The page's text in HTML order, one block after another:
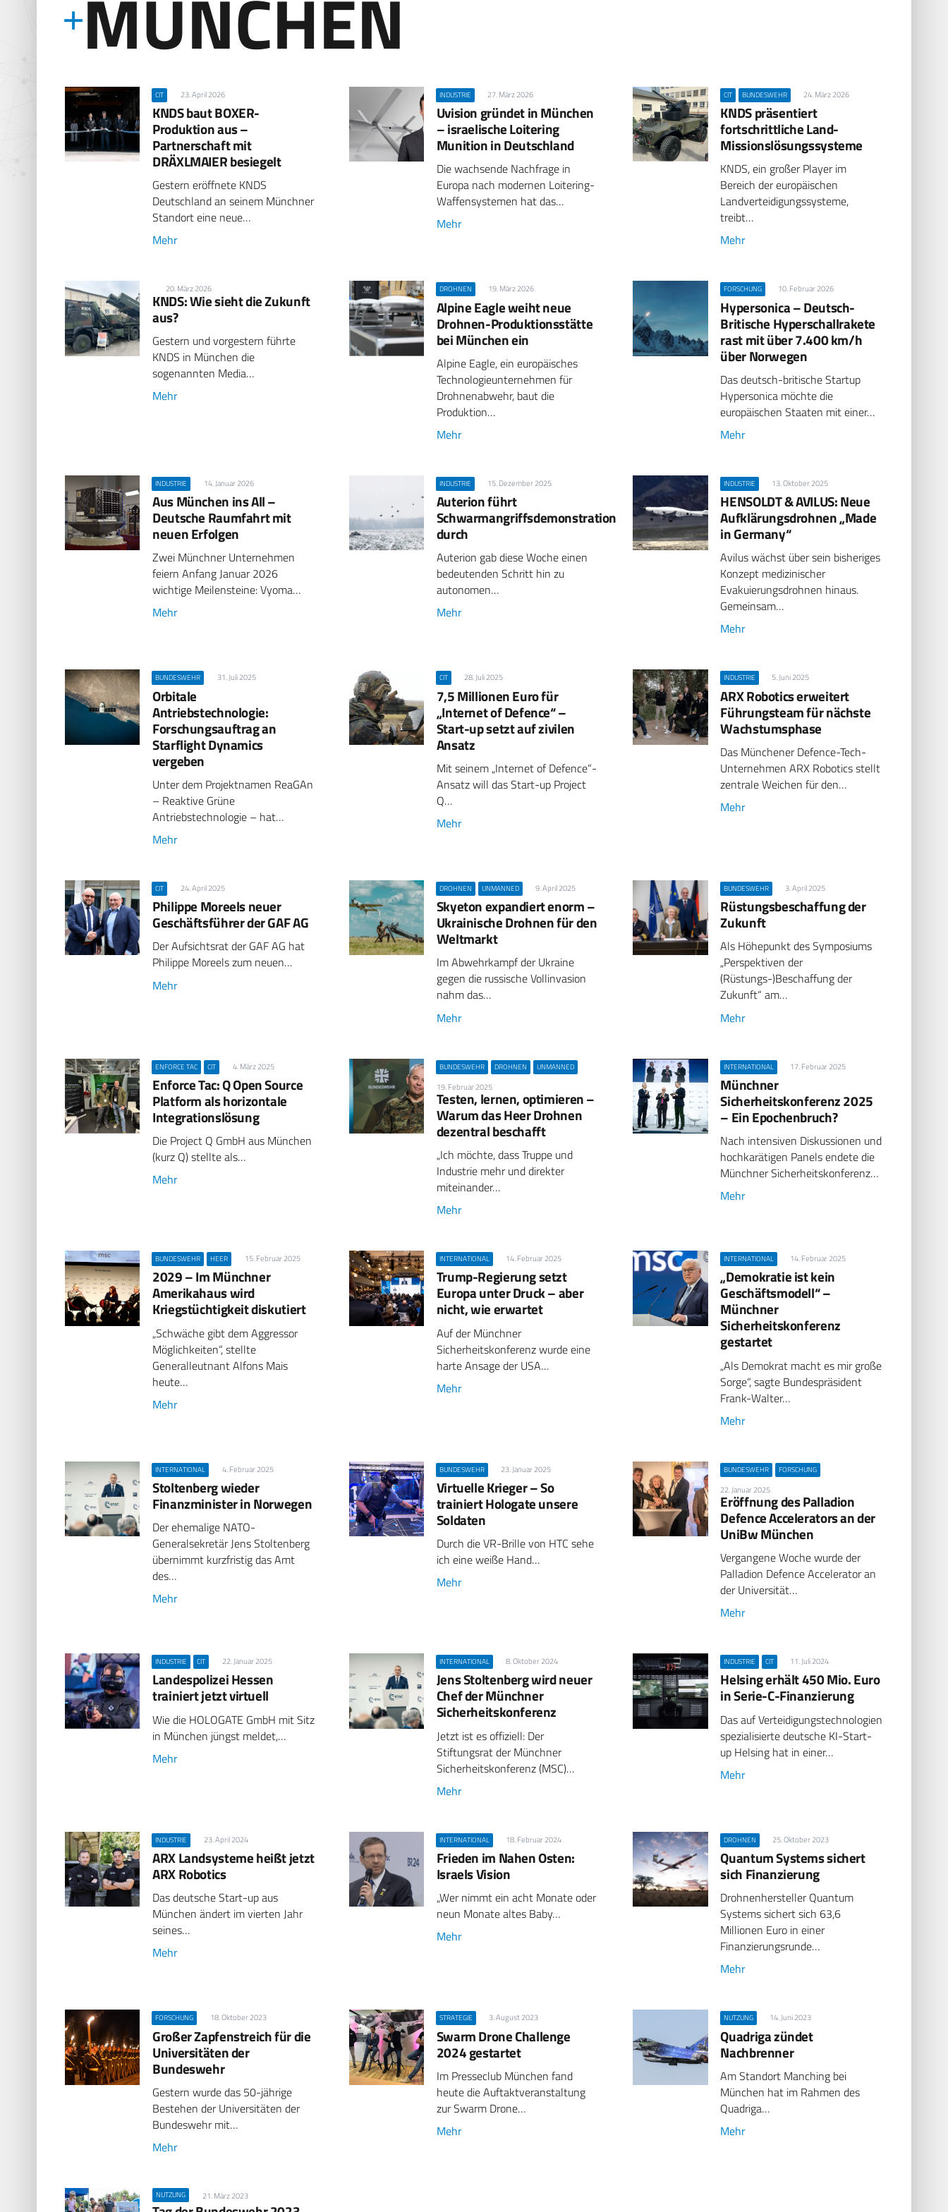
MÜNCHEN
CIT 23. April 2026
KNDS baut BOXER-
Produktion aus –
Partnerschaft mit
DRÄXLMAIER besiegelt
Gestern eröffnete KNDS
Deutschland an seinem Münchner
Standort eine neue…
Mehr
INDUSTRIE 27. März 2026
Uvision gründet in München
– israelische Loitering
Munition in Deutschland
Die wachsende Nachfrage in
Europa nach modernen Loitering-
Waffensystemen hat das…
Mehr
CIT BUNDESWEHR 24. März 2026
KNDS präsentiert
fortschrittliche Land-
Missionslösungssysteme
KNDS, ein großer Player im
Bereich der europäischen
Landverteidigungssysteme,
treibt…
Mehr
20. März 2026
KNDS: Wie sieht die Zukunft
aus?
Gestern und vorgestern führte
KNDS in München die
sogenannten Media…
Mehr
DROHNEN 19. März 2026
Alpine Eagle weiht neue
Drohnen-Produktionsstätte
bei München ein
Alpine Eagle, ein europäisches
Technologieunternehmen für
Drohnenabwehr, baut die
Produktion…
Mehr
FORSCHUNG 10. Februar 2026
Hypersonica – Deutsch-
Britische Hyperschallrakete
rast mit über 7.400 km/h
über Norwegen
Das deutsch-britische Startup
Hypersonica möchte die
europäischen Staaten mit einer…
Mehr
INDUSTRIE 14. Januar 2026
Aus München ins All –
Deutsche Raumfahrt mit
neuen Erfolgen
Zwei Münchner Unternehmen
feiern Anfang Januar 2026
wichtige Meilensteine: Vyoma…
Mehr
INDUSTRIE 15. Dezember 2025
Auterion führt
Schwarmangriffsdemonstration
durch
Auterion gab diese Woche einen
bedeutenden Schritt hin zu
autonomen…
Mehr
INDUSTRIE 13. Oktober 2025
HENSOLDT & AVILUS: Neue
Aufklärungsdrohnen „Made
in Germany“
Avilus wächst über sein bisheriges
Konzept medizinischer
Evakuierungsdrohnen hinaus.
Gemeinsam…
Mehr
BUNDESWEHR 31. Juli 2025
Orbitale
Antriebstechnologie:
Forschungsauftrag an
Starflight Dynamics
vergeben
Unter dem Projektnamen ReaGAn
– Reaktive Grüne
Antriebstechnologie – hat…
Mehr
CIT 28. Juli 2025
7,5 Millionen Euro für
„Internet of Defence“ –
Start-up setzt auf zivilen
Ansatz
Mit seinem „Internet of Defence“-
Ansatz will das Start-up Project
Q…
Mehr
INDUSTRIE 5. Juni 2025
ARX Robotics erweitert
Führungsteam für nächste
Wachstumsphase
Das Münchener Defence-Tech-
Unternehmen ARX Robotics stellt
zentrale Weichen für den…
Mehr
CIT 24. April 2025
Philippe Moreels neuer
Geschäftsführer der GAF AG
Der Aufsichtsrat der GAF AG hat
Philippe Moreels zum neuen…
Mehr
DROHNEN UNMANNED 9. April 2025
Skyeton expandiert enorm –
Ukrainische Drohnen für den
Weltmarkt
Im Abwehrkampf der Ukraine
gegen die russische Vollinvasion
nahm das…
Mehr
BUNDESWEHR 3. April 2025
Rüstungsbeschaffung der
Zukunft
Als Höhepunkt des Symposiums
„Perspektiven der
(Rüstungs-)Beschaffung der
Zukunft“ am…
Mehr
ENFORCE TAC CIT 4. März 2025
Enforce Tac: Q Open Source
Platform als horizontale
Integrationslösung
Die Project Q GmbH aus München
(kurz Q) stellte als…
Mehr
BUNDESWEHR DROHNEN UNMANNED
19. Februar 2025
Testen, lernen, optimieren –
Warum das Heer Drohnen
dezentral beschafft
„Ich möchte, dass Truppe und
Industrie mehr und direkter
miteinander…
Mehr
INTERNATIONAL 17. Februar 2025
Münchner
Sicherheitskonferenz 2025
– Ein Epochenbruch?
Nach intensiven Diskussionen und
hochkarätigen Panels endete die
Münchner Sicherheitskonferenz…
Mehr
BUNDESWEHR HEER 15. Februar 2025
2029 – Im Münchner
Amerikahaus wird
Kriegstüchtigkeit diskutiert
„Schwäche gibt dem Aggressor
Möglichkeiten“, stellte
Generalleutnant Alfons Mais
heute…
Mehr
INTERNATIONAL 14. Februar 2025
Trump-Regierung setzt
Europa unter Druck – aber
nicht, wie erwartet
Auf der Münchner
Sicherheitskonferenz wurde eine
harte Ansage der USA…
Mehr
INTERNATIONAL 14. Februar 2025
„Demokratie ist kein
Geschäftsmodell“ –
Münchner
Sicherheitskonferenz
gestartet
„Als Demokrat macht es mir große
Sorge“, sagte Bundespräsident
Frank-Walter…
Mehr
INTERNATIONAL 4. Februar 2025
Stoltenberg wieder
Finanzminister in Norwegen
Der ehemalige NATO-
Generalsekretär Jens Stoltenberg
übernimmt kurzfristig das Amt
des…
Mehr
BUNDESWEHR 23. Januar 2025
Virtuelle Krieger – So
trainiert Hologate unsere
Soldaten
Durch die VR-Brille von HTC sehe
ich eine weiße Hand…
Mehr
BUNDESWEHR FORSCHUNG
22. Januar 2025
Eröffnung des Palladion
Defence Accelerators an der
UniBw München
Vergangene Woche wurde der
Palladion Defence Accelerator an
der Universität…
Mehr
INDUSTRIE CIT 22. Januar 2025
Landespolizei Hessen
trainiert jetzt virtuell
Wie die HOLOGATE GmbH mit Sitz
in München jüngst meldet,…
Mehr
INTERNATIONAL 8. Oktober 2024
Jens Stoltenberg wird neuer
Chef der Münchner
Sicherheitskonferenz
Jetzt ist es offiziell: Der
Stiftungsrat der Münchner
Sicherheitskonferenz (MSC)…
Mehr
INDUSTRIE CIT 11. Juli 2024
Helsing erhält 450 Mio. Euro
in Serie-C-Finanzierung
Das auf Verteidigungstechnologien
spezialisierte deutsche KI-Start-
up Helsing hat in einer…
Mehr
INDUSTRIE 23. April 2024
ARX Landsysteme heißt jetzt
ARX Robotics
Das deutsche Start-up aus
München ändert im vierten Jahr
seines…
Mehr
INTERNATIONAL 18. Februar 2024
Frieden im Nahen Osten:
Israels Vision
„Wer nimmt ein acht Monate oder
neun Monate altes Baby…
Mehr
DROHNEN 25. Oktober 2023
Quantum Systems sichert
sich Finanzierung
Drohnenhersteller Quantum
Systems sichert sich 63,6
Millionen Euro in einer
Finanzierungsrunde…
Mehr
FORSCHUNG 18. Oktober 2023
Großer Zapfenstreich für die
Universitäten der
Bundeswehr
Gestern wurde das 50-jährige
Bestehen der Universitäten der
Bundeswehr mit…
Mehr
STRATEGIE 3. August 2023
Swarm Drone Challenge
2024 gestartet
Im Presseclub München fand
heute die Auftaktveranstaltung
zur Swarm Drone…
Mehr
NUTZUNG 14. Juni 2023
Quadriga zündet
Nachbrenner
Am Standort Manching bei
München hat im Rahmen des
Quadriga…
Mehr
NUTZUNG 21. März 2023